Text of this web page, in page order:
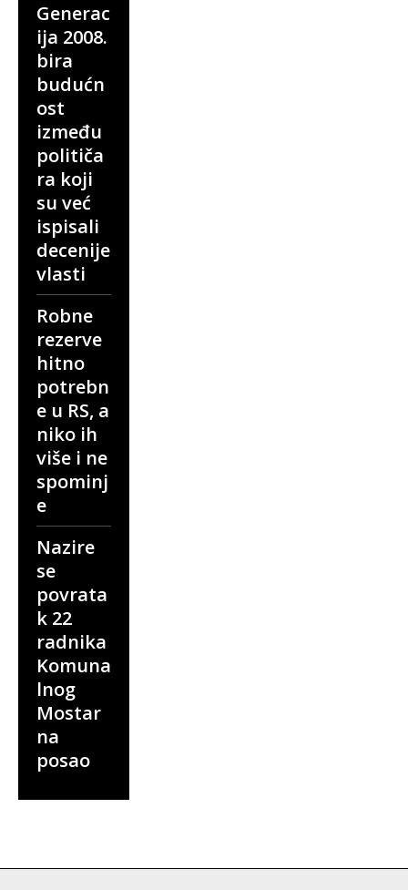
Generac
ija 2008.
bira
budućn
ost
između
političa
ra koji
su već
ispisali
decenije
vlasti
Robne
rezerve
hitno
potrebn
e u RS, a
niko ih
više i ne
spominj
e
Nazire
se
povrata
k 22
radnika
Komuna
lnog
Mostar
na
posao